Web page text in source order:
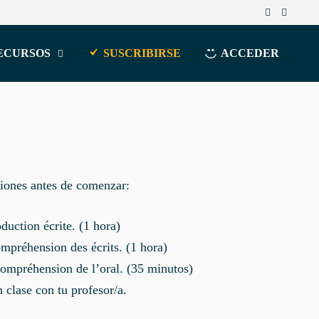
SUSCRIBIRSE ACCEDER
antes de comenzar:
écrite. (1 hora)
des écrits. (1 hora)
de l’oral. (35 minutos)
clase con tu profesor/a.